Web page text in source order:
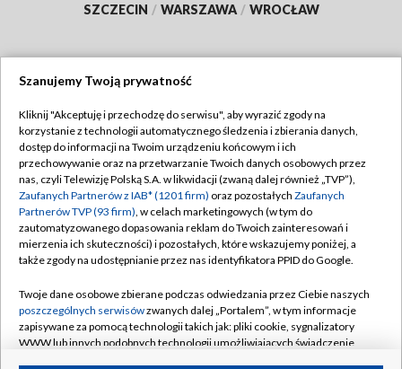
SZCZECIN / WARSZAWA / WROCŁAW
TVP
Abonament TVP
Emisja w TVP
Centrum informacji TVP
Naziemna Telewizja Cyfrowa
Rada Programowa
System NOS
Informacje o nadawcy
Regulamin TVP
Polityka prywatności
Moje zgody
Pomoc
Kontakt
Szanujemy Twoją prywatność
Kliknij "Akceptuję i przechodzę do serwisu", aby wyrazić zgody na
korzystanie z technologii automatycznego śledzenia i zbierania danych,
dostęp do informacji na Twoim urządzeniu końcowym i ich
przechowywanie oraz na przetwarzanie Twoich danych osobowych przez
nas, czyli Telewizję Polską S.A. w likwidacji (zwaną dalej również „TVP”),
Zaufanych Partnerów z IAB* (1201 firm) oraz pozostałych Zaufanych
Partnerów TVP (93 firm), w celach marketingowych (w tym do
zautomatyzowanego dopasowania reklam do Twoich zainteresowań i
mierzenia ich skuteczności) i pozostałych, które wskazujemy poniżej, a
także zgody na udostępnianie przez nas identyfikatora PPID do Google.
Twoje dane osobowe zbierane podczas odwiedzania przez Ciebie naszych
poszczególnych serwisówzwanych dalej „Portalem”, w tym informacje
zapisywane za pomocą technologii takich jak: pliki cookie, sygnalizatory
WWW lub innych podobnych technologii umożliwiających świadczenie